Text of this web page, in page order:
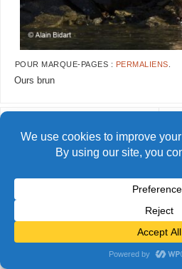
POUR MARQUE-PAGES : PERMALIENS
Ours brun
© Alain Bidart (2026) -
FIÈREMENT PROPULSÉ PAR